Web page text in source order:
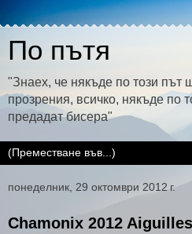
По пътя
"Знаех, че някъде по този път
прозрения, всичко, някъде по
предадат бисера"
понеделник, 29 октомври 2012 г.
Chamonix 2012